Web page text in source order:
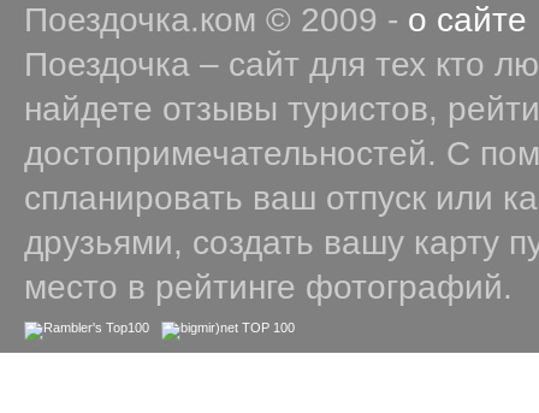
Поездочка.ком © 2009 - о сайте
Поездочка – сайт для тех кто
найдете отзывы туристов,
достопримечательностей. С
спланировать ваш отпуск или
друзьями, создать вашу карту
место в рейтинге фотографий.